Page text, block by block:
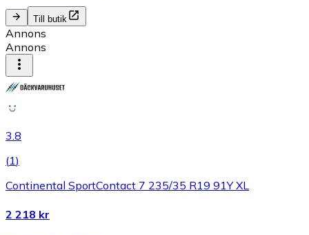
Till butik
Annons
Annons
3.8
(1)
Continental SportContact 7 235/35 R19 91Y XL
2 218 kr